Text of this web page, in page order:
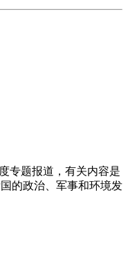
专题报道，有关内容是
的政治、军事和环境发